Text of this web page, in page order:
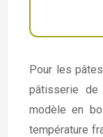
Pour les
pâtisserie de
modèle en
température